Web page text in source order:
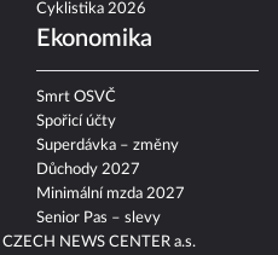
CZECH NEWS CENTER a.s.
Cyklistika 2026
Ekonomika
Smrt OSVČ
Spořicí účty
Superdávka – změny
Důchody 2027
Minimální mzda 2027
Senior Pas – slevy